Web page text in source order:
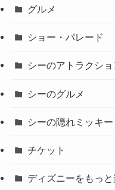
グルメ
ショー・パレード
シーのアトラクショ
シーのグルメ
シーの隠れミッキー
チケット
ディズニーをもっ